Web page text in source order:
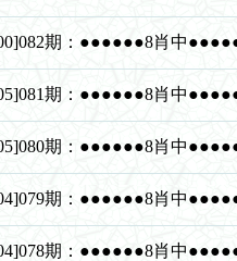
期：●●●●●●8肖中
期：●●●●●●8肖中
期：●●●●●●8肖中
期：●●●●●●8肖中
期：●●●●●●8肖中